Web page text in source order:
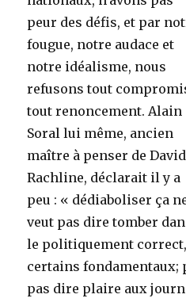
peur des défis, et par
fougue, notre audace et
notre idéalisme, nous
refusons tout
tout renoncement. Alain
Soral lui même, ancien
maître à penser de David
Rachline, déclarait il y a
peu : « dédiaboliser ça
veut pas dire tomber
le politiquement
certains fondamentaux;
pas dire plaire aux